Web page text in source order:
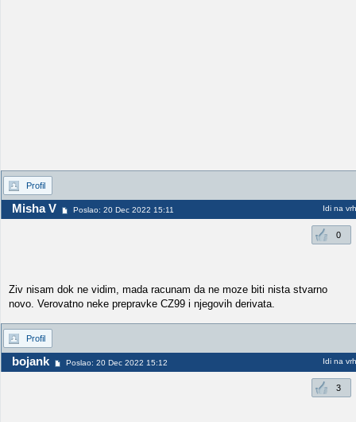
Profil
Misha V Poslao: 20 Dec 2022 15:11 Idi na vrh
0
Ziv nisam dok ne vidim, mada racunam da ne moze biti nista stvarno
novo. Verovatno neke prepravke CZ99 i njegovih derivata.
Profil
bojank Poslao: 20 Dec 2022 15:12 Idi na vrh
3